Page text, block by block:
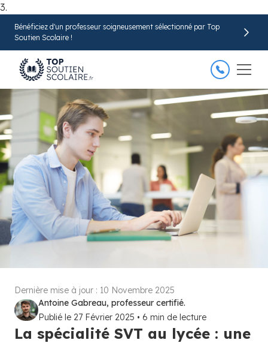
3.
Trouver mon professeur
Bénéficiez d'un professeur soigneusement sélectionné par Top
Soutien Scolaire !
Dernière mise à jour : 10 Novembre 2025
Antoine Gabreau, professeur certifié.
Publié le 27 Février 2025 • 6 min de lecture
La spécialité SVT au lycée : une